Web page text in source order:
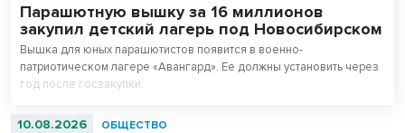
Парашютную вышку за 16 миллионов
закупил детский лагерь под Новосибирском
Вышка для юных парашютистов появится в военно-
патриотическом лагере «Авангард». Ее должны установить через
год после госзакупки.
10.08.2026 ОБЩЕСТВО